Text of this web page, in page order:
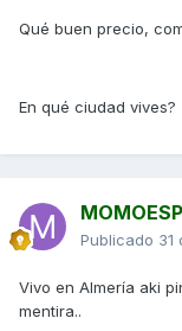
Qué buen precio,
En qué ciudad vives?
Publicado 31
Vivo en Almería aki
mentira..